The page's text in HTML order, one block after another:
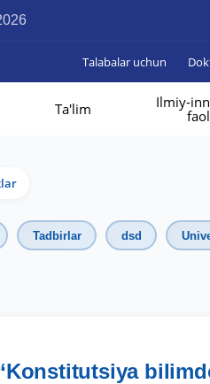
Talabalar uchun
Ta'lim
Ilmiy-
Tadbirlar dsd